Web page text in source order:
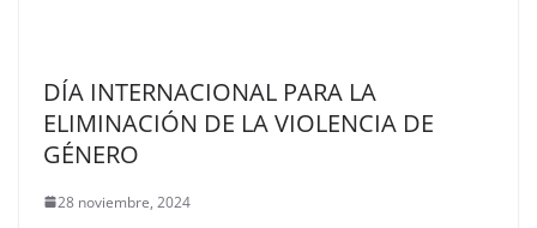
DÍA INTERNACIONAL PARA LA
ELIMINACIÓN DE LA VIOLENCIA DE
GÉNERO
28 noviembre, 2024